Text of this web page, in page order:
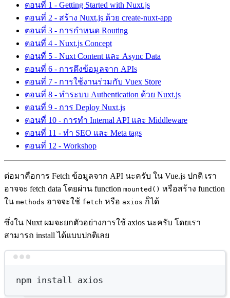
ตอนที่ 1 - Getting Started with Nuxt.js
ตอนที่ 2 - สร้าง Nuxt.js ด้วย create-nuxt-app
ตอนที่ 3 - การกำหนด Routing
ตอนที่ 4 - Nuxt.js Concept
ตอนที่ 5 - Nuxt Content และ Async Data
ตอนที่ 6 - การดึงข้อมูลจาก APIs
ตอนที่ 7 - การใช้งานร่วมกับ Vuex Store
ตอนที่ 8 - ทำระบบ Authentication ด้วย Nuxt.js
ตอนที่ 9 - การ Deploy Nuxt.js
ตอนที่ 10 - การทำ Internal API และ Middleware
ตอนที่ 11 - ทำ SEO และ Meta tags
ตอนที่ 12 - Workshop
ต่อมาคือการ Fetch ข้อมูลจาก API นะครับ ใน Vue.js ปกติ เรา
อาจจะ fetch data โดยผ่าน function mounted() หรือสร้าง function
ใน methods อาจจะใช้ fetch หรือ axios ก็ได้
ซึ่งใน Nuxt ผมจะยกตัวอย่างการใช้ axios นะครับ โดยเรา
สามารถ install ได้แบบปกติเลย
npm install axios